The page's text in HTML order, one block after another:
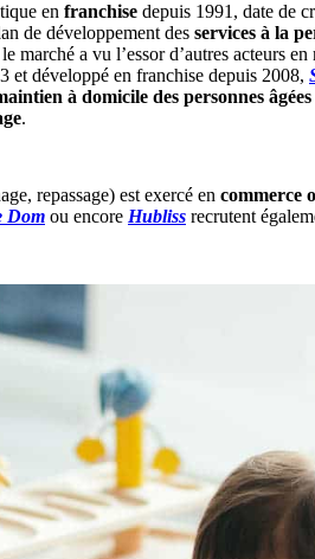
en franchise depuis 1991, date de
de développement des services à la
a vu l’essor d’autres acteurs
et développé en franchise depuis 2008,
à domicile des personnes âgées
.
repassage) est exercé en commerce
Dom ou encore Hubliss recrutent